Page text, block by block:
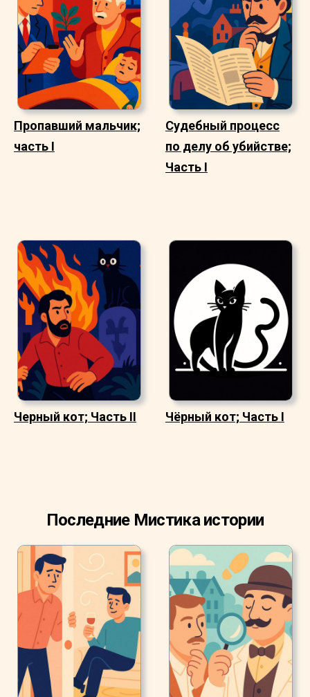
Пропавший мальчик;
часть I
Судебный процесс
по делу об убийстве;
Часть I
Черный кот; Часть II Чёрный кот; Часть I
Последние Мистика истории